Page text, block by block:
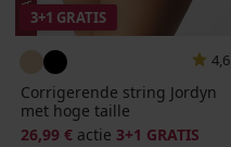
3+1 GRATIS
4,6
Corrigerende string Jordyn
met hoge taille
26,99 € actie 3+1 GRATIS